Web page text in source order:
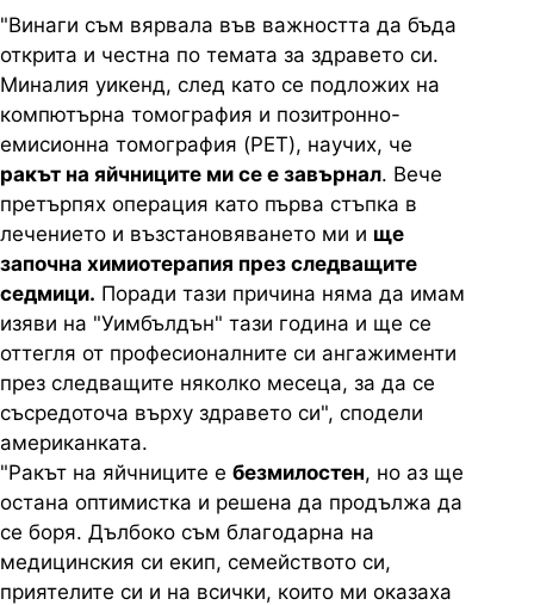
"Винаги съм вярвала във важността да бъда
открита и честна по темата за здравето си.
Миналия уикенд, след като се подложих на
компютърна томография и позитронно-
емисионна томография (PET), научих, че
ракът на яйчниците ми се е завърнал. Вече
претърпях операция като първа стъпка в
лечението и възстановяването ми и ще
започна химиотерапия през следващите
седмици. Поради тази причина няма да имам
изяви на "Уимбълдън" тази година и ще се
оттегля от професионалните си ангажименти
през следващите няколко месеца, за да се
съсредоточа върху здравето си", сподели
американката.
"Ракът на яйчниците е безмилостен, но аз ще
остана оптимистка и решена да продължа да
се боря. Дълбоко съм благодарна на
медицинския си екип, семейството си,
приятелите си и на всички, които ми оказаха